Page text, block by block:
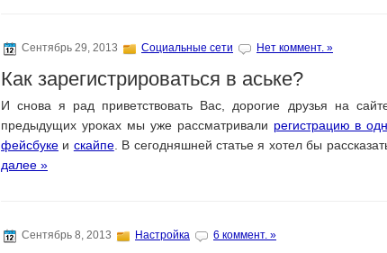
Сентябрь 29, 2013 Социальные сети Нет коммент. »
Как зарегистрироваться в аське?
И снова я рад приветствовать Вас, дорогие друзья на
предыдущих уроках мы уже рассматривали регистрацию в
фейсбуке и скайпе. В сегодняшней статье я хотел бы
далее »
Сентябрь 8, 2013 Настройка 6 коммент. »